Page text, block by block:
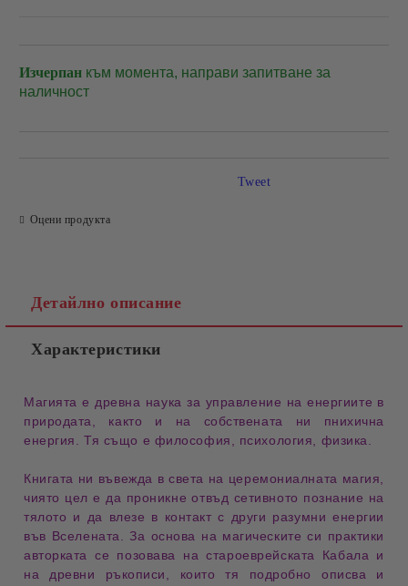
Изчерпан към момента, направи запитване за
наличност
Оцени продукта
Tweet
Детайлно описание
Характеристики
​Магията е древна наука за управление на енергиите в
природата, както и на собствената ни пнихична
енергия. Тя също е философия, психология, физика.
Книгата ни въвежда в света на церемониалната магия,
чиято цел е да проникне отвъд сетивното познание на
тялото и да влезе в контакт с други разумни енергии
във Вселената. За основа на магическите си практики
авторката се позовава на староеврейската Кабала и
на древни ръкописи, които тя подробно описва и